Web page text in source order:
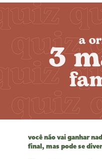
você não vai ganhar
final, mas pode se